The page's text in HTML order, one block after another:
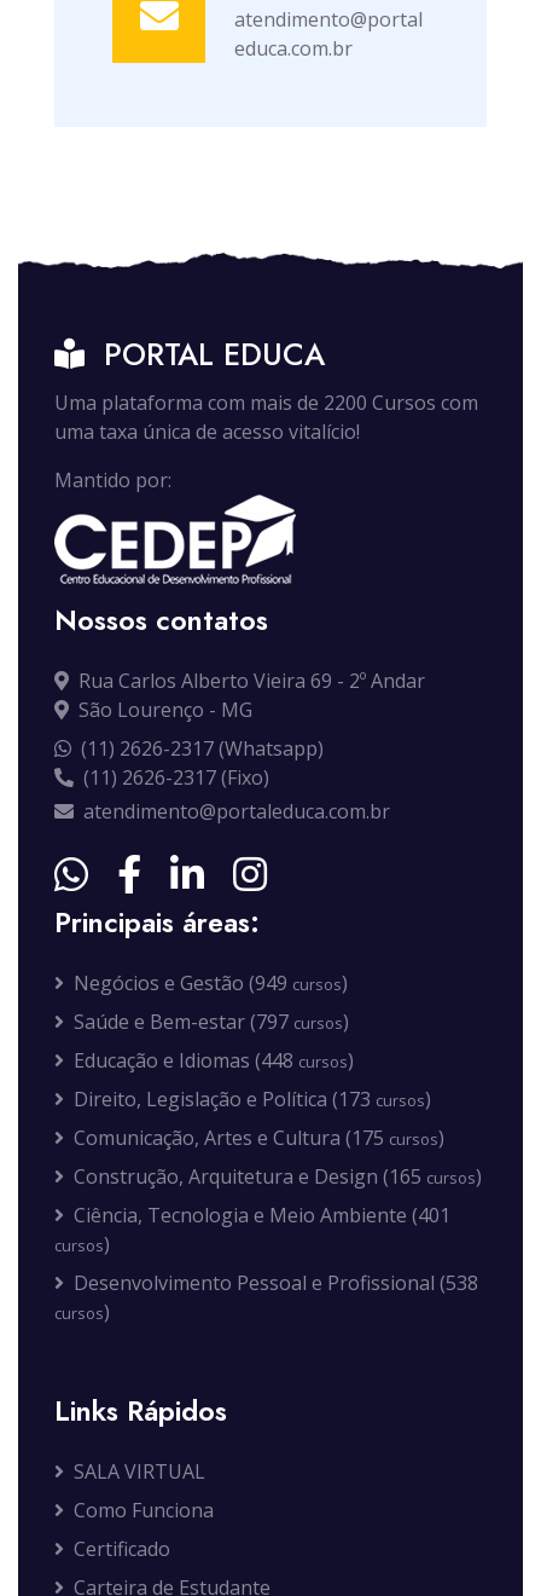
atendimento@portal
educa.com.br
PORTAL EDUCA
Uma plataforma com mais de 2200 Cursos com
uma taxa única de acesso vitalício!
Mantido por:
Nossos contatos
Rua Carlos Alberto Vieira 69 - 2º Andar
São Lourenço - MG
(11) 2626-2317 (Whatsapp)
(11) 2626-2317 (Fixo)
atendimento@portaleduca.com.br
Principais áreas:
Negócios e Gestão (949 cursos)
Saúde e Bem-estar (797 cursos)
Educação e Idiomas (448 cursos)
Direito, Legislação e Política (173 cursos)
Comunicação, Artes e Cultura (175 cursos)
Construção, Arquitetura e Design (165 cursos)
Ciência, Tecnologia e Meio Ambiente (401
cursos)
Desenvolvimento Pessoal e Profissional (538
cursos)
Links Rápidos
SALA VIRTUAL
Como Funciona
Certificado
Carteira de Estudante